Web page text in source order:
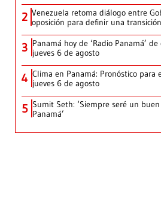
2 Venezuela retoma diálogo entre
oposición para definir una
3 Panamá hoy de ‘Radio Panamá’ de
jueves 6 de agosto
4 Clima en Panamá: Pronóstico para
jueves 6 de agosto
5 Sumit Seth: ‘Siempre seré un
Panamá’